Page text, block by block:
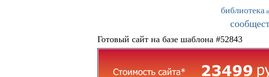
библиотека
Готовый сайт на базе шаблона #52843